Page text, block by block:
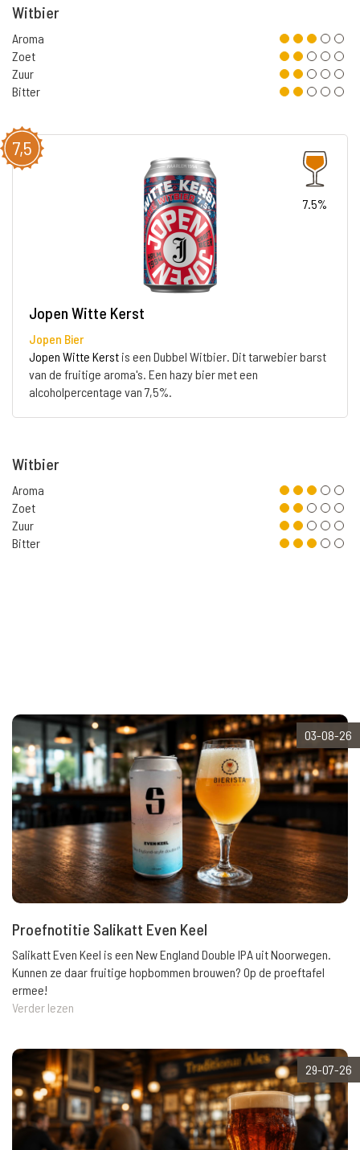
Witbier
Aroma
Zoet
Zuur
Bitter
7,5
7.5%
Jopen Witte Kerst
Jopen Bier
Jopen Witte Kerst is een Dubbel Witbier. Dit tarwebier barst
van de fruitige aroma's. Een hazy bier met een
alcoholpercentage van 7,5%.
Witbier
Aroma
Zoet
Zuur
Bitter
03-08-26
Proefnotitie Salikatt Even Keel
Salikatt Even Keel is een New England Double IPA uit Noorwegen.
Kunnen ze daar fruitige hopbommen brouwen? Op de proeftafel
ermee!
Verder lezen
29-07-26